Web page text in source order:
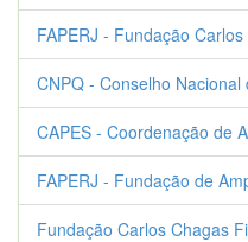
FAPERJ - Fundação Carlos
CNPQ - Conselho Nacional
CAPES - Coordenação de
FAPERJ - Fundação de
Fundação Carlos Chagas